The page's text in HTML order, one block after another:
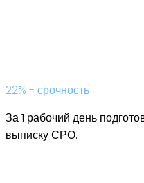
22% - срочность
За 1 рабочий день
выписку СРО.